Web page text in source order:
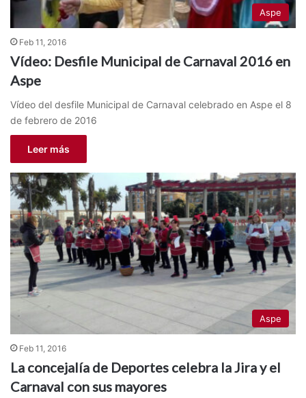
Aspe
Feb 11, 2016
Vídeo: Desfile Municipal de Carnaval 2016 en
Aspe
Vídeo del desfile Municipal de Carnaval celebrado en Aspe el 8
de febrero de 2016
Leer más
Aspe
Feb 11, 2016
La concejalía de Deportes celebra la Jira y el
Carnaval con sus mayores